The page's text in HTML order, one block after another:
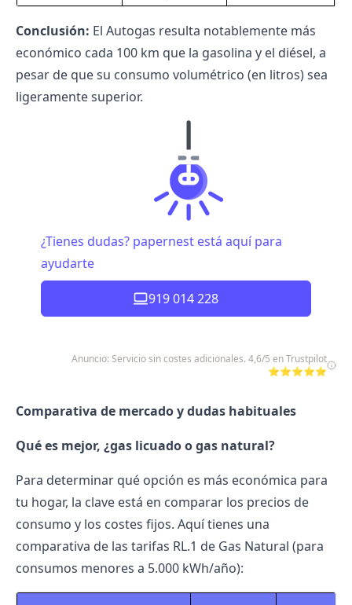
Conclusión: El Autogas resulta notablemente más
económico cada 100 km que la gasolina y el diésel, a
pesar de que su consumo volumétrico (en litros) sea
ligeramente superior.
¿Tienes dudas? papernest está aquí para
ayudarte
919 014 228
Anuncio: Servicio sin costes adicionales. 4,6/5 en Trustpilot
⭐⭐⭐⭐⭐
Comparativa de mercado y dudas habituales
Qué es mejor, ¿gas licuado o gas natural?
Para determinar qué opción es más económica para
tu hogar, la clave está en comparar los precios de
consumo y los costes fijos. Aquí tienes una
comparativa de las tarifas RL.1 de Gas Natural (para
consumos menores a 5.000 kWh/año):